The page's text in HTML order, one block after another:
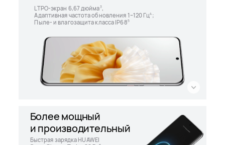
LTPO-экран 6,67 дюйма3,
Адаптивная частота обновления 1–120 Гц4 ;
Пыле- и влагозащита класса IP685
Более мощный
и производительный
Быстрая зарядка HUAWEI